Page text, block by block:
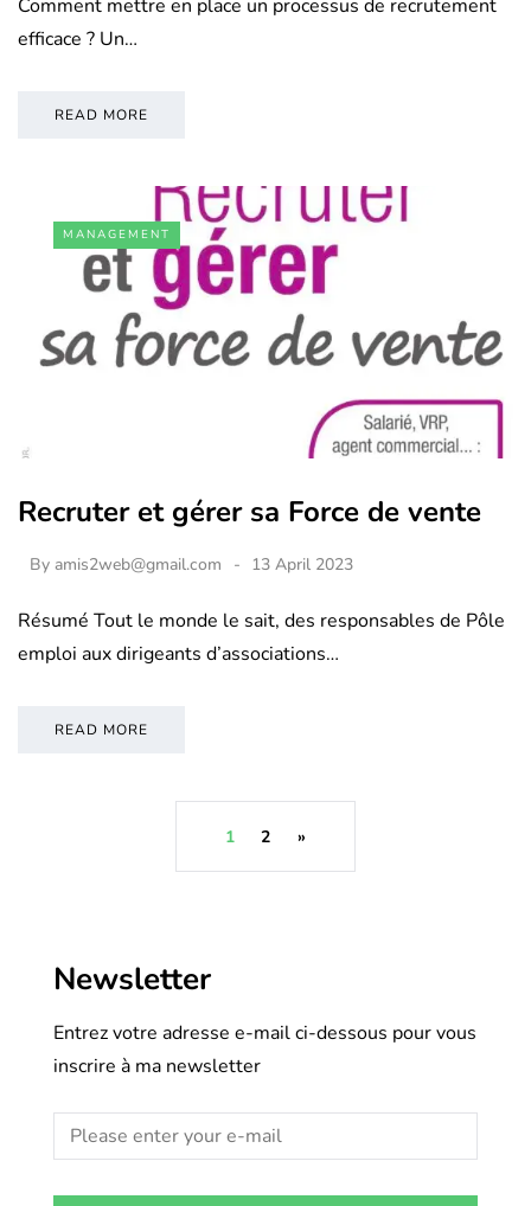
Comment mettre en place un processus de recrutement
efficace ? Un…
READ MORE
MANAGEMENT
Recruter et gérer sa Force de vente
By amis2web@gmail.com 13 April 2023
Résumé Tout le monde le sait, des responsables de Pôle
emploi aux dirigeants d’associations…
READ MORE
1 2 »
Newsletter
Entrez votre adresse e-mail ci-dessous pour vous
inscrire à ma newsletter